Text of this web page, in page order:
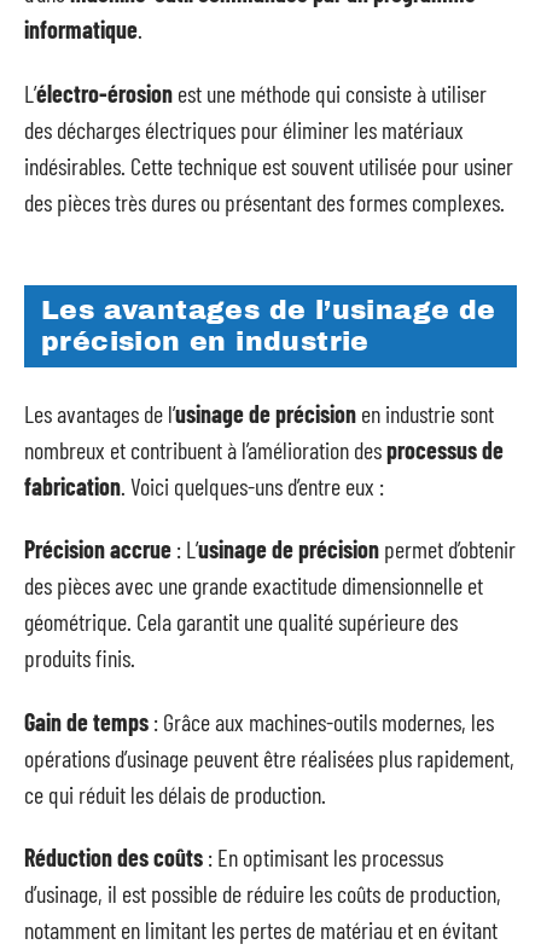
informatique.
L’électro-érosion est une méthode qui consiste à utiliser
des décharges électriques pour éliminer les matériaux
indésirables. Cette technique est souvent utilisée pour usiner
des pièces très dures ou présentant des formes complexes.
Les avantages de l’usinage de
précision en industrie
Les avantages de l’usinage de précision en industrie sont
nombreux et contribuent à l’amélioration desprocessus de
fabrication . Voici quelques-uns d’entre eux :
Précision accrue : L’usinage de précision permet d’obtenir
des pièces avec une grande exactitude dimensionnelle et
géométrique. Cela garantit une qualité supérieure des
produits finis.
Gain de temps : Grâce aux machines-outils modernes, les
opérations d’usinage peuvent être réalisées plus rapidement,
ce qui réduit les délais de production.
Réduction des coûts : En optimisant les processus
d’usinage, il est possible de réduire les coûts de production,
notamment en limitant les pertes de matériau et en évitant